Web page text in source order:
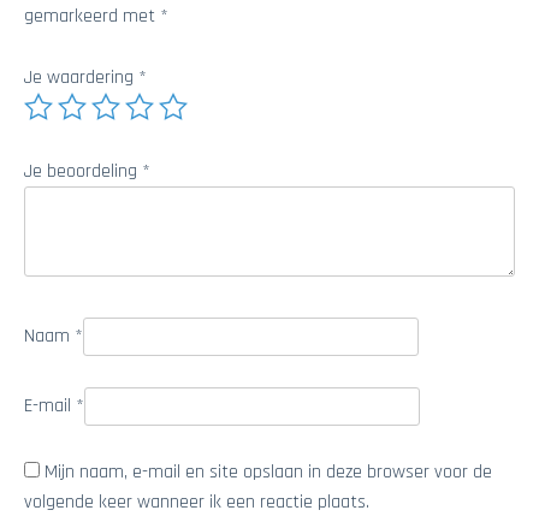
gemarkeerd met *
Je waardering *
Je beoordeling *
Naam *
E-mail *
Mijn naam, e-mail en site opslaan in deze browser voor de
volgende keer wanneer ik een reactie plaats.